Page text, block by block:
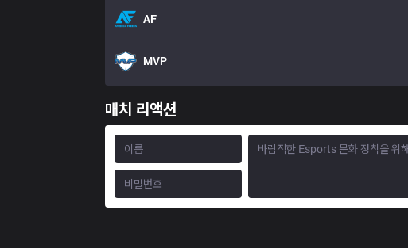
AF
MVP
매치 리액션